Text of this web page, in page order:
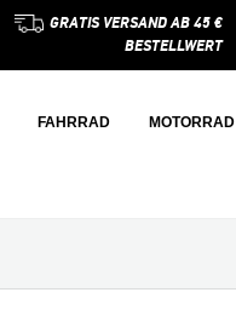
GRATIS VERSAND AB 45 €
BESTELLWERT
FAHRRAD MOTORRAD